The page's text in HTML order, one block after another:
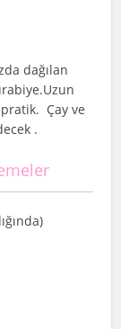
dağılan
Çay ve
.